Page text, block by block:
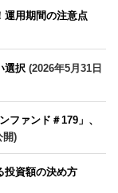
運用期間の注意点
選択 (2026年5月31日
ファンド＃179」、
開)
投資額の決め方